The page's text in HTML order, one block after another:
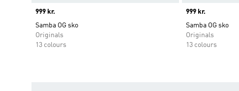
Price
999 kr.
Samba OG sko
Originals
13 colours
Price
999 kr.
Samba OG sko
Originals
13 colours